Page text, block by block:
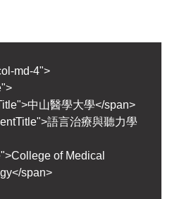
md-4">
中山醫學大學</span>
語言治療與聽力學
of Medical
span>